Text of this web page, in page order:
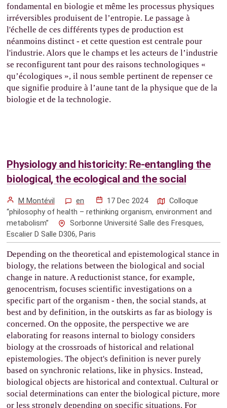
fondamental en biologie et même les processus physiques
irréversibles produisent de l’entropie. Le passage à
l'échelle de ces différents types de production est
néanmoins distinct - et cette question est centrale pour
l'industrie. Alors que le champs et les acteurs de l’industrie
se reconfigurent tant pour des raisons technologiques «
qu’écologiques », il nous semble pertinent de repenser ce
que signifie produire à l’aune tant de la physique que de la
biologie et de la technologie.
Physiology and historicity: Re-entangling the
biological, the ecological and the social
M Montévil en 17 Dec 2024
Colloque
“philosophy of health – rethinking organism, environment and
metabolism”
Sorbonne Université Salle des Fresques,
Escalier D Salle D306, Paris
Depending on the theoretical and epistemological stance in
biology, the relations between the biological and social
change in nature. A reductionist stance, for example,
genocentrism, focuses scientific investigations on a
specific part of the organism - then, the social stands, at
best and by definition, in the outskirts as far as biology is
concerned. On the opposite, the perspective we are
elaborating for reasons internal to biology considers
biology at the crossroads of historical and relational
epistemologies. The object's definition is never purely
based on synchronic relations, like in physics. Instead,
biological objects are historical and contextual. Cultural or
social determinations can enter the biological picture, more
or less strongly depending on specific situations. For